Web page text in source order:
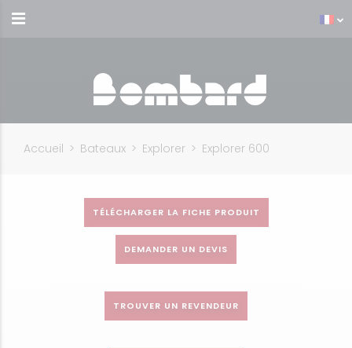
Accueil > Bateaux > Explorer > Explorer 600
TÉLÉCHARGER LA FICHE PRODUIT
DEMANDER UN DEVIS
TROUVER UN REVENDEUR